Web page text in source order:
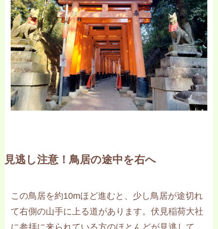
見逃し注意！鳥居の途中を右へ
この鳥居を約10mほど進むと、少し鳥居が途切れ
て右側の山手に上る道があります。伏見稲荷大社